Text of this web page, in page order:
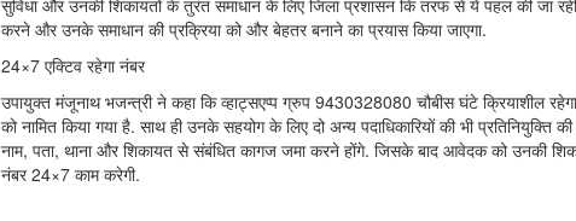
सुविधा और उनकी शिकायतों के तुरंत समाधान के लिए जिला प्रशासन कि तरफ से ये पहल की जा
करने और उनके समाधान की प्रक्रिया को और बेहतर बनाने का प्रयास किया जाएगा.
24×7 एक्टिव रहेगा नंबर
उपायुक्त मंजूनाथ भजन्त्री ने कहा कि व्हाट्सएप्प ग्रुप 9430328080 चौबीस घंटे क्रियाशील
को नामित किया गया है. साथ ही उनके सहयोग के लिए दो अन्य पदाधिकारियों की भी
नाम, पता, थाना और शिकायत से संबंधित कागज जमा करने होंगे. जिसके बाद आवेदक को उनकी
नंबर 24×7 काम करेगी.